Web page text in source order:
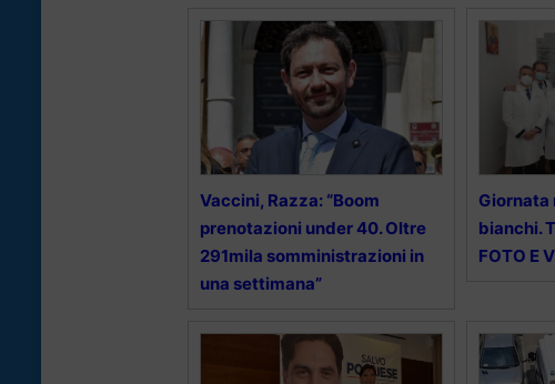
Vaccini, Razza: “Boom
prenotazioni under 40. Oltre
291mila somministrazioni in
una settimana”
Giornata
bianchi.
FOTO E